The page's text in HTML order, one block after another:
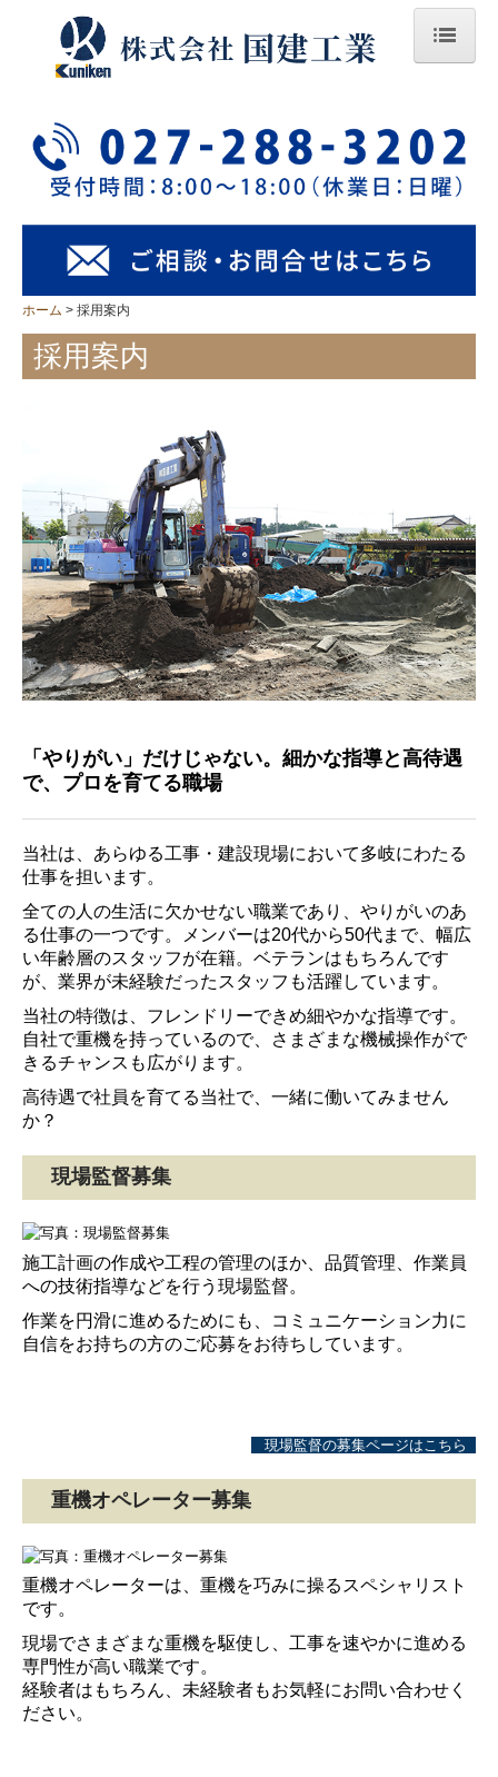
ホーム
会社概要
事業案内
施工事例
設備案内
お問合せ
ホーム 採用案内
採用案内
「やりがい」だけじゃない。細かな指導と高待遇
で、プロを育てる職場
当社は、あらゆる工事・建設現場において多岐にわたる
仕事を担います。
全ての人の生活に欠かせない職業であり、やりがいのあ
る仕事の一つです。メンバーは20代から50代まで、幅広
い年齢層のスタッフが在籍。ベテランはもちろんです
が、業界が未経験だったスタッフも活躍しています。
当社の特徴は、フレンドリーできめ細やかな指導です。
自社で重機を持っているので、さまざまな機械操作がで
きるチャンスも広がります。
高待遇で社員を育てる当社で、一緒に働いてみません
か？
現場監督募集
施工計画の作成や工程の管理のほか、品質管理、作業員
への技術指導などを行う現場監督。
作業を円滑に進めるためにも、コミュニケーション力に
自信をお持ちの方のご応募をお待ちしています。
現場監督の募集ページはこちら
重機オペレーター募集
重機オペレーターは、重機を巧みに操るスペシャリスト
です。
現場でさまざまな重機を駆使し、工事を速やかに進める
専門性が高い職業です。
経験者はもちろん、未経験者もお気軽にお問い合わせく
ださい。